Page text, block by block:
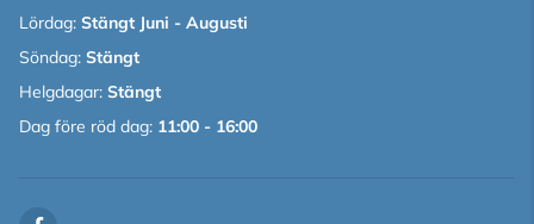
Lördag: Stängt Juni - Augusti
Söndag: Stängt
Helgdagar: Stängt
Dag före röd dag: 11:00 - 16:00